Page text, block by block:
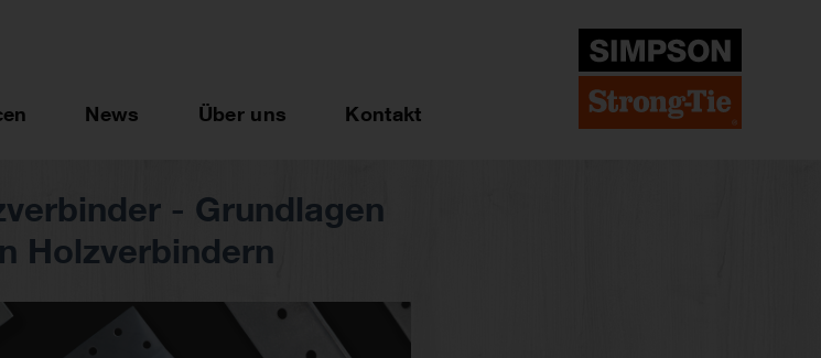
News Über uns Kontakt
- Grundlagen
Holzverbindern